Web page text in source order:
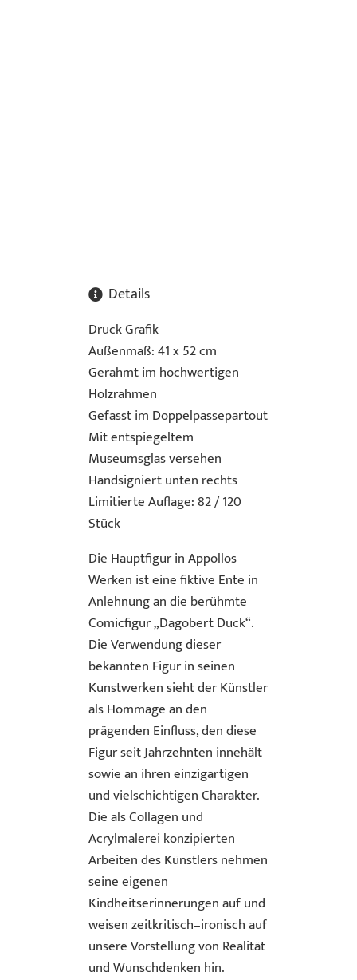
Details
Druck Grafik
Außenmaß: 41 x 52 cm
Gerahmt im hochwertigen
Holzrahmen
Gefasst im Doppelpassepartout
Mit entspiegeltem
Museumsglas versehen
Handsigniert unten rechts
Limitierte Auflage: 82 / 120
Stück
Die Hauptfigur in Appollos
Werken ist eine fiktive Ente in
Anlehnung an die berühmte
Comicfigur „Dagobert Duck“.
Die Verwendung dieser
bekannten Figur in seinen
Kunstwerken sieht der Künstler
als Hommage an den
prägenden Einfluss, den diese
Figur seit Jahrzehnten innehält
sowie an ihren einzigartigen
und vielschichtigen Charakter.
Die als Collagen und
Acrylmalerei konzipierten
Arbeiten des Künstlers nehmen
seine eigenen
Kindheitserinnerungen auf und
weisen zeitkritisch–ironisch auf
unsere Vorstellung von Realität
und Wunschdenken hin.